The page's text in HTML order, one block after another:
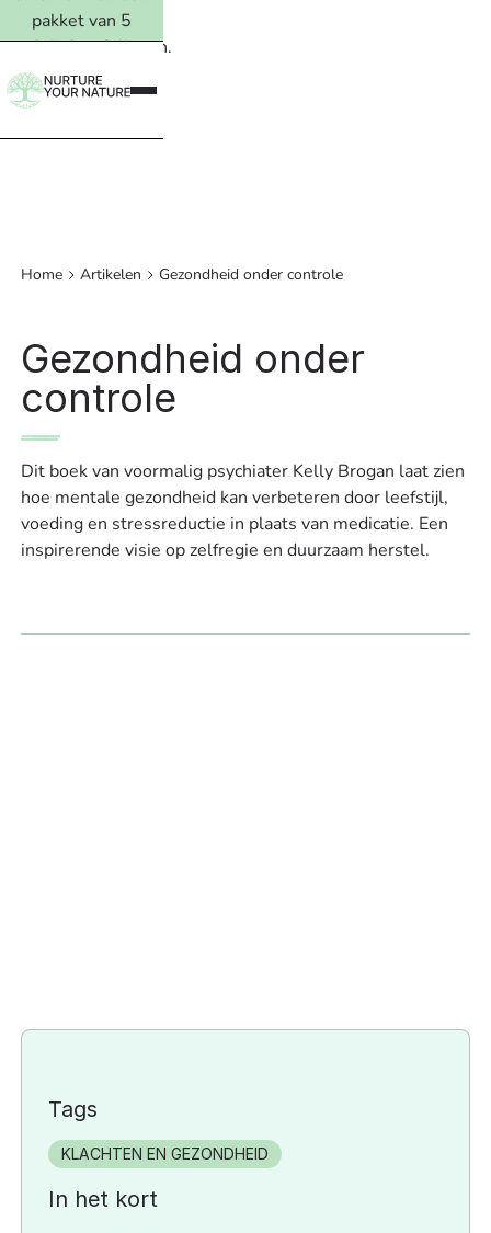
pakket van 5
Lees meer →
Home Artikelen Gezondheid onder controle
Gezondheid onder
controle
Dit boek van voormalig psychiater Kelly Brogan laat zien
hoe mentale gezondheid kan verbeteren door leefstijl,
voeding en stressreductie in plaats van medicatie. Een
inspirerende visie op zelfregie en duurzaam herstel.
Tags
KLACHTEN EN GEZONDHEID
In het kort